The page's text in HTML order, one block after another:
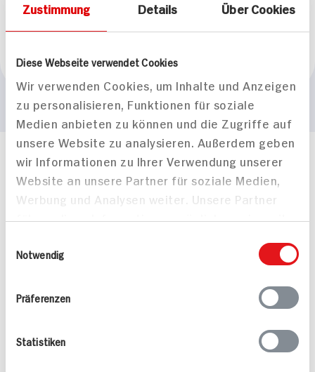
Zustimmung Details Über Cookies
Diese Webseite verwendet Cookies
Wir verwenden Cookies, um Inhalte und Anzeigen
zu personalisieren, Funktionen für soziale
Medien anbieten zu können und die Zugriffe auf
unsere Website zu analysieren. Außerdem geben
wir Informationen zu Ihrer Verwendung unserer
Website an unsere Partner für soziale Medien,
Werbung und Analysen weiter. Unsere Partner
führen diese Informationen möglicherweise mit
bereitgestellt haben oder die sie im Rahmen
Notwendig
Präferenzen
Statistiken
Natrue Mikroplastikfrei
Weleda
Häufig gestellte Fragen
Mehr Informationen in unserem FAQ
kontakt
hit.de
Montag - Donnerstag: 9 bis 16 Uhr
Freitags: 9 bis 13 Uhr
Angebote & Coupons